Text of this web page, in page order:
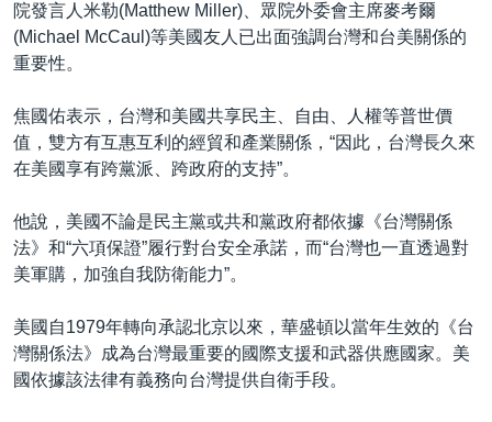
院發言人米勒(Matthew Miller)、眾院外委會主席麥考爾
(Michael McCaul)等美國友人已出面強調台灣和台美關係的
重要性。
焦國佑表示，台灣和美國共享民主、自由、人權等普世價
值，雙方有互惠互利的經貿和產業關係，“因此，台灣長久來
在美國享有跨黨派、跨政府的支持”。
他說，美國不論是民主黨或共和黨政府都依據《台灣關係
法》和“六項保證”履行對台安全承諾，而“台灣也一直透過對
美軍購，加強自我防衛能力”。
美國自1979年轉向承認北京以來，華盛頓以當年生效的《台
灣關係法》成為台灣最重要的國際支援和武器供應國家。美
國依據該法律有義務向台灣提供自衛手段。